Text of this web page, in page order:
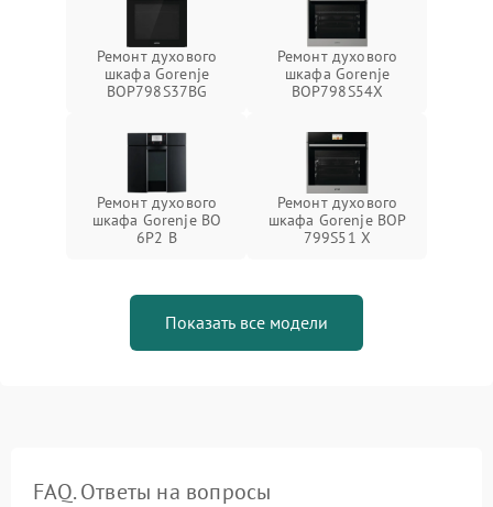
Ремонт духового
шкафа Gorenje
BOP798S37BG
Ремонт духового
шкафа Gorenje
BOP798S54X
Ремонт духового
шкафа Gorenje BO
6P2 B
Ремонт духового
шкафа Gorenje BOP
799S51 X
Показать все модели
FAQ. Ответы на вопросы